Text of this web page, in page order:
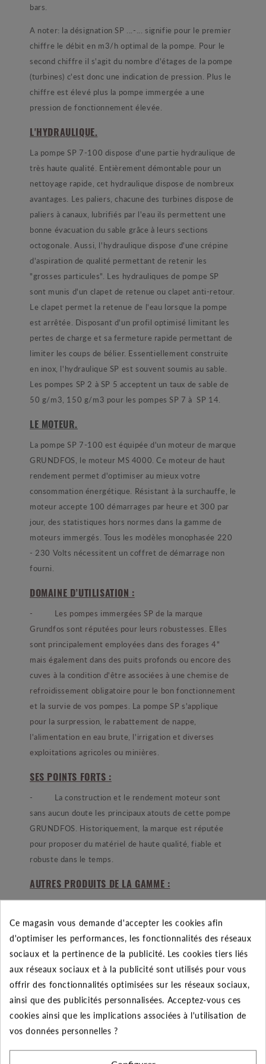
bars.
A noter: la désignation SP ...-... signifie pour le premier
chiffre le débit en m3/h optimal de la pompe. Pour le
second chiffre il s'agit du nombre d'étages de la pompe
(turbines) c'est donc une indication de pression. Plus le
chiffre est élevé plus la pompe immergée a une
pression de fonctionnement élevée.
L'HYDRAULIQUE.
La pompe SP 7-100 dispose d'une partie hydraulique de
très haute qualité. Entièrement démontable pour un
nettoyage rapide, cet hydraulique dispose de nombreux
avantages. Les paliers, chacune des turbines dispose de
paliers à canaux, lubrifiés par l'eau ils permettent une
bonne évacuation du sable grâce à leurs sections
octogonale. Aussi, l'hydraulique dispose d'une crépine
d'aspiration de qualité permettant de retenir les
"grosses particules". Les hydrauliques de pompe SP
sont munis d'un clapet de retenue ou clapet anti-retour.
Le clapet permet la retenue de l'eau lorsque la pompe
est arrêtée. Disposant d'un profil optimisé limitant les
pertes de charge et sa fermeture rapide permettant de
limiter les coups de bélier. Essentiellement construite
en inox, l'hydraulique SP est souvent soumis au sable.
Les pompes SP 2 à SP 5 acceptent un taux de sable de
50 g/m3, 150 g/m3 pour les pompes SP 7 à SP 14.
LE MOTEUR.
La pompe SP 7-100 est équipée d'un moteur de marque
GRUNDFOS, le moteur MS 4000. Ce moteur de haut
rendement permet d'optimiser au mieux votre
consommation énergétique. Résistant à la surchauffe, le
moteur accepte 100 démarrages par heure et 300 par
jour, des statistiques hors normes dans la gamme de
moteurs immergés. Tous les modèles monophasée 220
- 230 Volts nécessitent un coffret de démarrage non
fourni.
DOMAINE D’UTILISATION :
- Les pompes immergées SP de la marque
Grundfos sont réputées pour leurs robustesses. Elles
sont principalement employées dans des forages 4"
mais également dans des puits profonds ou encore des
cuves à la condition d'être associées à une chemise de
refroidissement obligatoire pour le bon fonctionnement
et la survie de vos pompes. La pompe SP s'applique
pour la surpression, le rabattement de nappe,
l'alimentation en eau brute, l'irrigation et diverses
exploitations agricoles ou minières.
SES POINTS FORTS :
- La construction et le rendement moteur sont
sans aucun doute les principaux atouts de cette pompe
GRUNDFOS. Historiquement, la marque est réputée
pour proposer du matériel de haute qualité, fiable et
robuste dans le temps.
AUTRES PRODUITS DE LA GAMME :
- La gamme de pompes de forage SP est vaste, un
large choix de pompes en versions monophasées et
triphasées aux capacités hydrauliques variées.
AUTRES ACCESSOIRES :
- La pompe est livrée avec une amorce de câble et
SANS coffret de démarrage pour les moteurs
monophasés. Il est donc nécessaire de prendre un
coffret de démarrage avec cette pompe ainsi qu'une
Ce magasin vous demande d'accepter les cookies afin
d'optimiser les performances, les fonctionnalités des réseaux
sociaux et la pertinence de la publicité. Les cookies tiers liés
aux réseaux sociaux et à la publicité sont utilisés pour vous
offrir des fonctionnalités optimisées sur les réseaux sociaux,
ainsi que des publicités personnalisées. Acceptez-vous ces
cookies ainsi que les implications associées à l'utilisation de
vos données personnelles ?